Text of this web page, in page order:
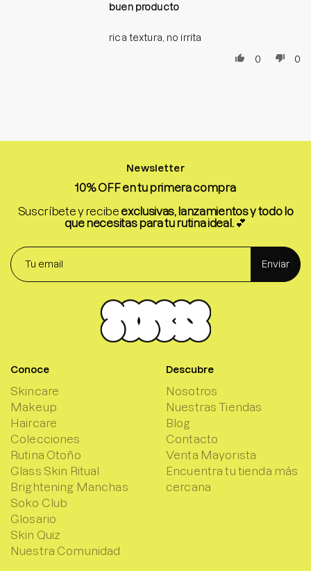
buen producto
rica textura, no irrita
0
0
Newsletter
10% OFF en tu primera compra
Suscríbete y recibeexclusivas, lanzamientos y todo lo
que necesitas para tu rutina ideal.💕
Enviar
Conoce
Skincare
Makeup
Haircare
Colecciones
Rutina Otoño
Glass Skin Ritual
Brightening Manchas
Soko Club
Glosario
Skin Quiz
Nuestra Comunidad
Descubre
Nosotros
Nuestras Tiendas
Blog
Contacto
Venta Mayorista
Encuentra tu tienda más
cercana